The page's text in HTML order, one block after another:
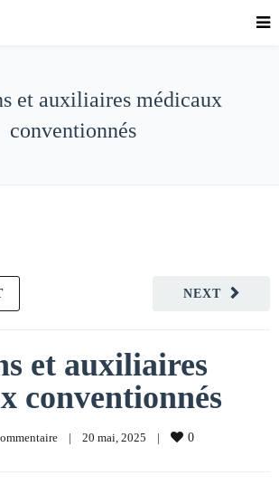
et auxiliaires médicaux
conventionnés
NEXT
et auxiliaires
conventionnés
| 20 mai, 2025 | 0